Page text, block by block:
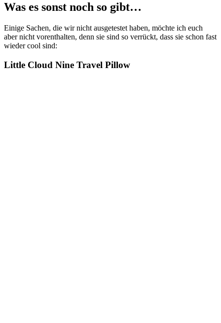
Was es sonst noch so gibt…
Einige Sachen, die wir nicht ausgetestet haben, möchte ich euch
aber nicht vorenthalten, denn sie sind so verrückt, dass sie schon fast
wieder cool sind:
Little Cloud Nine Travel Pillow